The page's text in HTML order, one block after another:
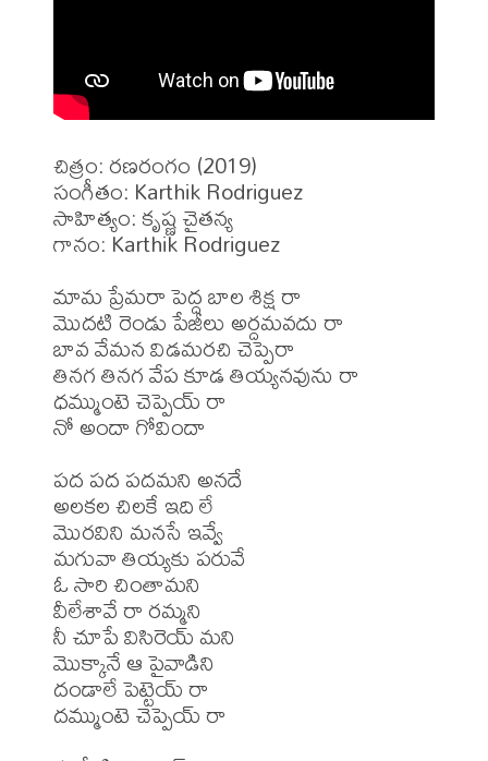
చిత్రం: రణరంగం (2019)
సంగీతం: Karthik Rodriguez
సాహిత్యం: కృష్ణ చైతన్య
గానం: Karthik Rodriguez
మామ ప్రేమరా పెద్ద బాల శిక్ష రా
మొదటి రెండు పేజీలు అర్దమవదు రా
బావ వేమన విడమరచి చెప్పెరా
తినగ తినగ వేప కూడ తియ్యనవును రా
ధమ్ముంటె చెప్పెయ్ రా
నో అందా గోవిందా
పద పద పదమని అనదే
అలకల చిలకే ఇది లే
మొరవిని మనసే ఇవ్వే
మగువా తియ్యకు పరువే
ఓ సారి చింతామని
వీలేశావే రా రమ్మని
నీ చూపే విసిరెయ్ మని
మొక్కానే ఆ పైవాడిని
దండాలే పెట్టెయ్ రా
దమ్ముంటె చెప్పెయ్ రా